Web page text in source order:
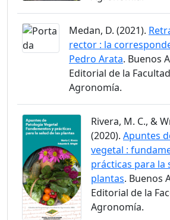
Medan, D. (2021).
rector : la
Pedro Arata. Buenos
Editorial de la
Agronomía.
Rivera, M. C., &
(2020). Apuntes
vegetal :
prácticas para la
plantas. Buenos
Editorial de la
Agronomía.